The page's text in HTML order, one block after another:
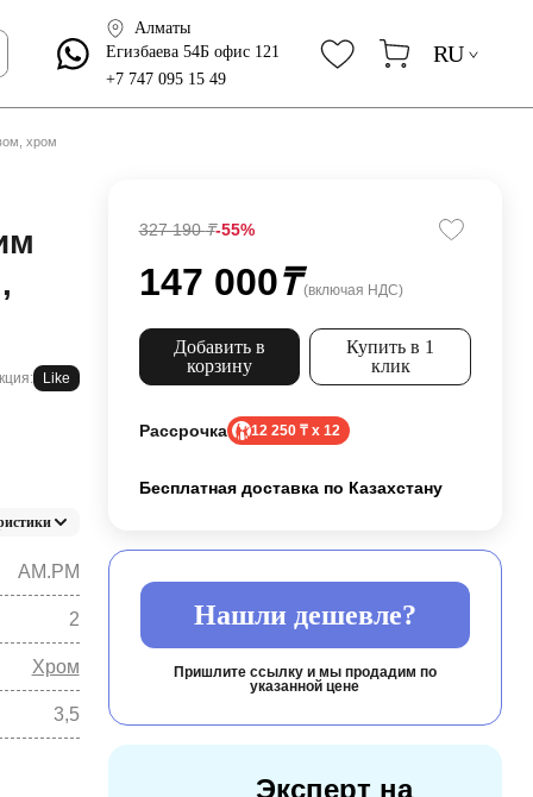
Алматы
Егизбаева 54Б офис 121
+7 747 095 15 49
RU
хром
Like
AM.PM
2
Хром
3,5
327 190₸-55%
147 000₸ (включая НДС)
Добавить в
корзину
Купить в 1
клик
Рассрочка 12 250 ₸ x 12
Бесплатная доставка по Казахстану
Нашли дешевле?
Пришлите ссылку и мы продадим по
указанной цене
Эксперт на